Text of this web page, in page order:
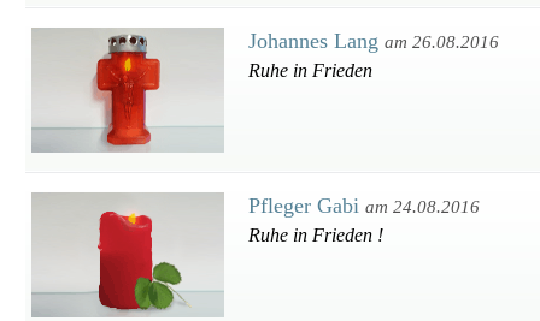
Johannes Lang am 26.08.2016
Ruhe in Frieden
Pfleger Gabi am 24.08.2016
Ruhe in Frieden !